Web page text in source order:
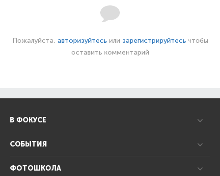
Пожалуйста, авторизуйтесь или зарегистрируйтесь чтобы
оставить комментарий
В ФОКУСЕ
СОБЫТИЯ
ФОТОШКОЛА